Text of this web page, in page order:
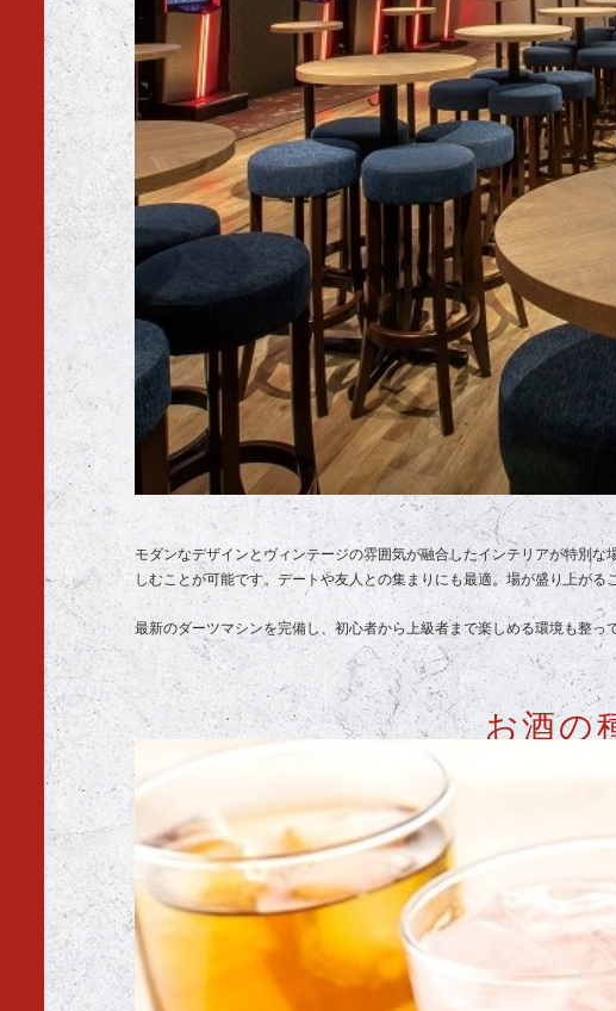
モダンなデザインとヴィンテージの雰囲気が融合したインテリアが特別
しむことが可能です。デートや友人との集まりにも最適。場が盛り上がる
最新のダーツマシンを完備し、初心者から上級者まで楽しめる環境も整
お酒の